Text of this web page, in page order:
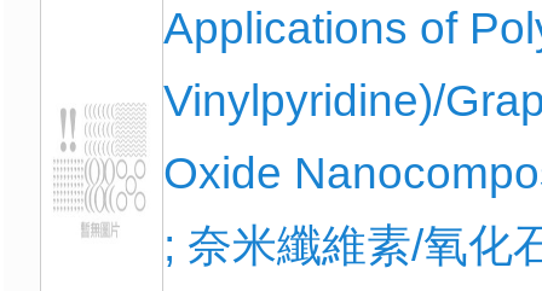
Applications of
Vinylpyridine)/
Oxide
; 奈米纖維素/氧化